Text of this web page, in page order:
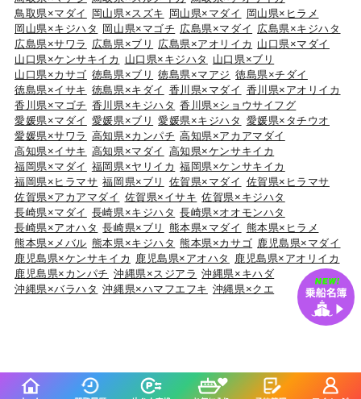
鳥取県×マダイ
岡山県×スズキ 岡山県×マダイ
岡山県×ヒラメ
岡山県×キジハタ
岡山県×マゴチ 広島県×マダイ 広島県×キジハタ
広島県×サワラ
広島県×ブリ 広島県×アオリイカ 山口県×マダイ
山口県×ケンサキイカ
山口県×キジハタ
山口県×ブリ
山口県×カサゴ 徳島県×ブリ 徳島県×マアジ 徳島県×チダイ
徳島県×イサキ 徳島県×キダイ 香川県×マダイ 香川県×アオリイカ
香川県×マゴチ 香川県×キジハタ 香川県×ショウサイフグ
愛媛県×マダイ 愛媛県×ブリ 愛媛県×キジハタ 愛媛県×タチウオ
愛媛県×サワラ 高知県×カンパチ 高知県×アカアマダイ
高知県×イサキ 高知県×マダイ 高知県×ケンサキイカ
福岡県×マダイ 福岡県×ヤリイカ 福岡県×ケンサキイカ
福岡県×ヒラマサ 福岡県×ブリ 佐賀県×マダイ 佐賀県×ヒラマサ
佐賀県×アカアマダイ 佐賀県×イサキ 佐賀県×キジハタ
長崎県×マダイ 長崎県×キジハタ 長崎県×オオモンハタ
長崎県×アオハタ 長崎県×ブリ 熊本県×マダイ 熊本県×ヒラメ
熊本県×メバル 熊本県×キジハタ 熊本県×カサゴ 鹿児島県×マダイ
鹿児島県×ケンサキイカ 鹿児島県×アオハタ
鹿児島県×アオリイカ
鹿児島県×カンパチ 沖縄県×スジアラ 沖縄県×キハダ
沖縄県×バラハタ 沖縄県×ハマフエフキ 沖縄県×クエ